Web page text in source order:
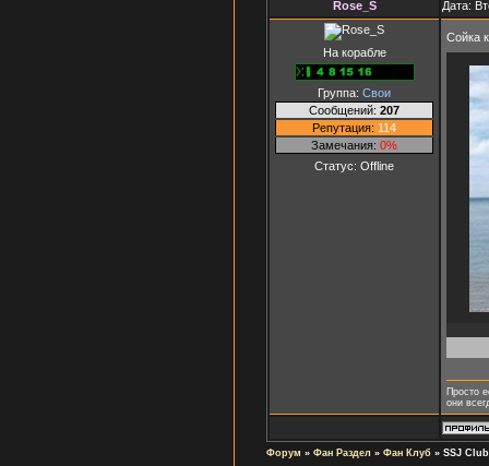
Rose_S Дата:
На корабле
Группа: Свои
Сообщений: 207
Репутация: 114
Замечания: 0%
Статус: Offline
Сойка
Просто
они
Форум » Фан Раздел » Фан Клуб » SSJ Club